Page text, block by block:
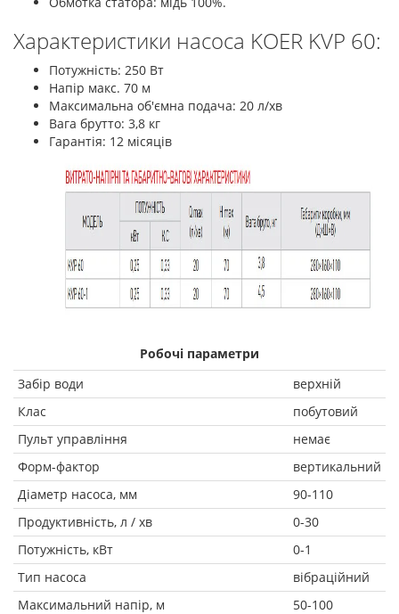
Характеристики насоса KOER KVP 60:
Потужність: 250 Вт
Напір макс. 70 м
Максимальна об'ємна подача: 20 л/хв
Вага брутто: 3,8 кг
Гарантія: 12 місяців
Робочі параметри
Забір води
верхній
Клас
побутовий
Пульт управління
немає
Форм-фактор
вертикальний
Діаметр насоса, мм
90-110
Продуктивність, л / хв
0-30
Потужність, кВт
0-1
Тип насоса
вібраційний
Максимальний напір, м
50-100